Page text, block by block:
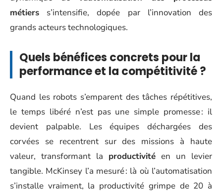
métiers s’intensifie, dopée par l’innovation des
grands acteurs technologiques.
Quels bénéfices concrets pour la
performance et la compétitivité ?
Quand les robots s’emparent des tâches répétitives,
le temps libéré n’est pas une simple promesse : il
devient palpable. Les équipes déchargées des
corvées se recentrent sur des missions à haute
valeur, transformant la productivité en un levier
tangible. McKinsey l’a mesuré : là où l’automatisation
s’installe vraiment, la productivité grimpe de 20 à